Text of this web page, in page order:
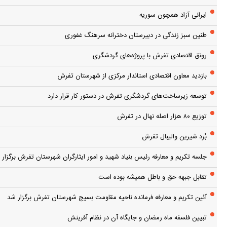
ایرانی آزاد همچون سوریه
طنین سبز زندگی در دبیرستان دخترانه سرهنگ غفوری
رونق اقتصادی تفرش با پروژه‌های گردشگری
بازدید معاون اقتصادی استاندار مرکزی از شهرستان تفرش
توسعه زیرساخت‌های گردشگری تفرش در دستور کار قرار دارد
توزیع ۸۰ هزار اصله نهال در تفرش
بُرد شیرین والیبال تفرش
جلسه تکریم و معارفه رئیس بنیاد شهید و امور ایثارگران شهرستان تفرش
تقابل جبهه حق و باطل همیشه بوده است
آئین تکریم و معارفه فرمانده ناحیه مقاومت بسیج شهرستان تفرش برگزار شد
تبیین فلسفه ماه رمضان و جایگاه آن در نظام آفرینش